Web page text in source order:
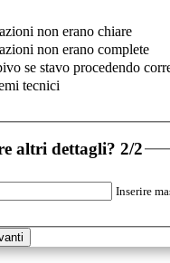
non erano chiare
non erano complete
se stavo procedendo
tecnici
altri dettagli? 2/2
Inserire